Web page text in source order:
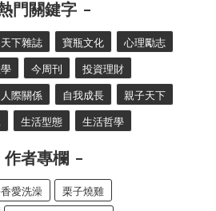
門關鍵字
天下雜誌 寶瓶文化 心理勵志
今周刊 投資理財
人際關係 自我成長 親子天下
生活型態 生活哲學
作者專欄
愛洗澡 栗子燒雞